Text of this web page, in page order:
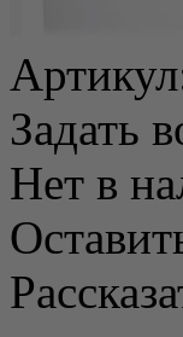
Задать
Нет в